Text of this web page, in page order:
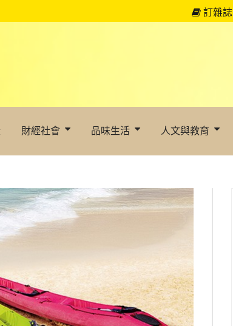
訂雜誌
財經社會 品味生活 人文與教育